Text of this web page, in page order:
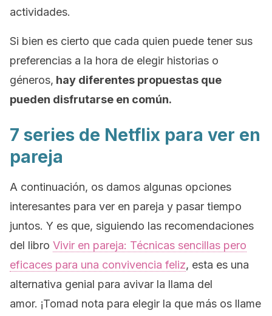
actividades.
Si bien es cierto que cada quien puede tener sus
preferencias a la hora de elegir historias o
géneros, hay diferentes propuestas que
pueden disfrutarse en común.
7 series de Netflix para ver en
pareja
A continuación, os damos algunas opciones
interesantes para ver en pareja y pasar tiempo
juntos. Y es que, siguiendo las recomendaciones
del libro Vivir en pareja: Técnicas sencillas pero
eficaces para una convivencia feliz, esta es una
alternativa genial para avivar la llama del
amor. ¡Tomad nota para elegir la que más os llame